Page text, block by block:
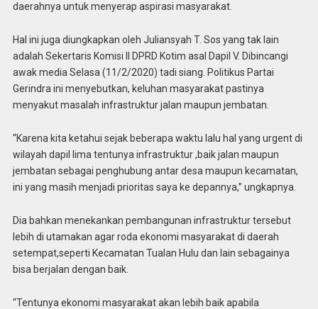
daerahnya untuk menyerap aspirasi masyarakat.
Hal ini juga diungkapkan oleh Juliansyah T. Sos yang tak lain
adalah Sekertaris Komisi II DPRD Kotim asal Dapil V. Dibincangi
awak media Selasa (11/2/2020) tadi siang. Politikus Partai
Gerindra ini menyebutkan, keluhan masyarakat pastinya
menyakut masalah infrastruktur jalan maupun jembatan.
“Karena kita ketahui sejak beberapa waktu lalu hal yang urgent di
wilayah dapil lima tentunya infrastruktur ,baik jalan maupun
jembatan sebagai penghubung antar desa maupun kecamatan,
ini yang masih menjadi prioritas saya ke depannya,” ungkapnya.
Dia bahkan menekankan pembangunan infrastruktur tersebut
lebih di utamakan agar roda ekonomi masyarakat di daerah
setempat,seperti Kecamatan Tualan Hulu dan lain sebagainya
bisa berjalan dengan baik.
“Tentunya ekonomi masyarakat akan lebih baik apabila